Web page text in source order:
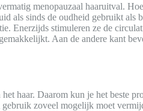
menopauzaal haaruitval.
als sinds de oudheid gebruikt als
Enerzijds stimuleren ze de
Aan de andere kant
haar. Daarom kun je het beste
zoveel mogelijk moet